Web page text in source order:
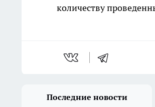
количеству
Последние новости